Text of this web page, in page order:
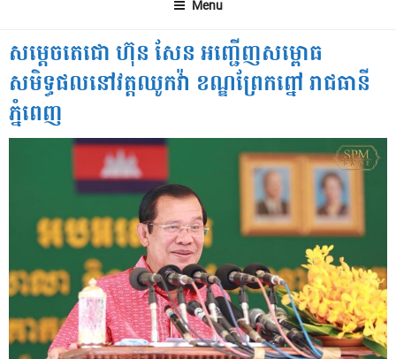
Menu
សម្តេចតេជោ ហ៊ុន សែន អញ្ជើញសម្ពោធ
សមិទ្ធផលនៅវត្តឈូកវ៉ា ខណ្ឌព្រែកព្នៅ រាជធានី
ភ្នំពេញ